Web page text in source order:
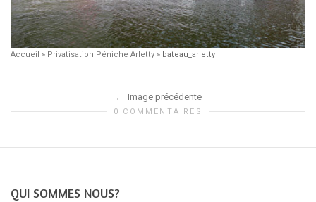
Accueil » Privatisation Péniche Arletty » bateau_arletty
Image précédente
0 COMMENTAIRES
QUI SOMMES NOUS?